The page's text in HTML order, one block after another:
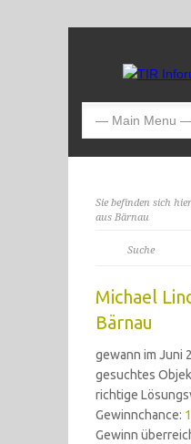
Sie befinden sich
aus Bärnau
Michael
Bärnau
gewann im Juni
gesuchtes
richtige
Gewinnchance:
Gewinn